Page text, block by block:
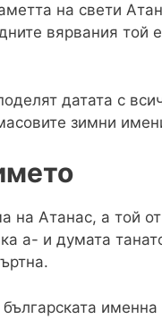
на свети
вярвания той
датата с
зимни
Атанас, а той
а- и думата